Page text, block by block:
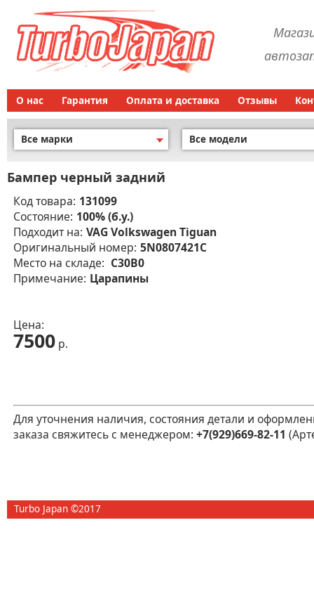
О нас Гарантия Оплата и доставка Отзывы
Все марки Все модели
Бампер черный задний
Код товара: 131099
Состояние: 100% (б.у.)
Подходит на: VAG Volkswagen Tiguan
Оригинальный номер: 5N0807421C
Место на складе: C30B0
Примечание: Царапины
Цена:
7500 р.
Для уточнения наличия, состояния детали и
заказа свяжитесь с менеджером: +7(929)669-82-11
Turbo Japan ©2017